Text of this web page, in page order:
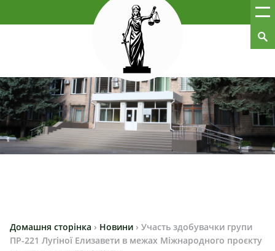
Домашня сторінка › Новини › Участь здобувачки групи
ПР-221 Лугіної Елизавети в межах Міжнародного проєкту